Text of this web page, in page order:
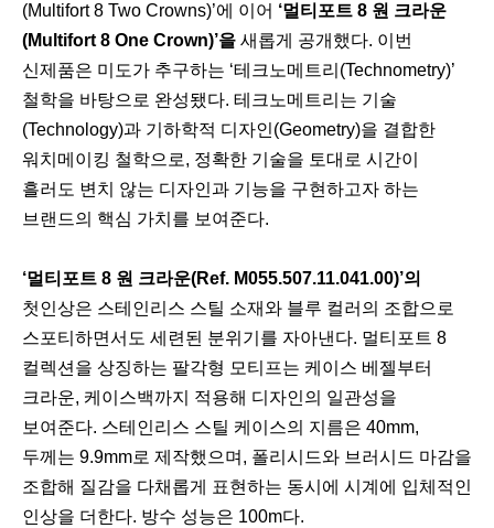
(Multifort 8 Two Crowns)’에 이어 ‘멀티포트 8 원 크라운
(Multifort 8 One Crown)’을 새롭게 공개했다. 이번
신제품은 미도가 추구하는 ‘테크노메트리(Technometry)’
철학을 바탕으로 완성됐다. 테크노메트리는 기술
(Technology)과 기하학적 디자인(Geometry)을 결합한
워치메이킹 철학으로, 정확한 기술을 토대로 시간이
흘러도 변치 않는 디자인과 기능을 구현하고자 하는
브랜드의 핵심 가치를 보여준다.
‘멀티포트 8 원 크라운(Ref. M055.507.11.041.00)’의
첫인상은 스테인리스 스틸 소재와 블루 컬러의 조합으로
스포티하면서도 세련된 분위기를 자아낸다. 멀티포트 8
컬렉션을 상징하는 팔각형 모티프는 케이스 베젤부터
크라운, 케이스백까지 적용해 디자인의 일관성을
보여준다. 스테인리스 스틸 케이스의 지름은 40mm,
두께는 9.9mm로 제작했으며, 폴리시드와 브러시드 마감을
조합해 질감을 다채롭게 표현하는 동시에 시계에 입체적인
인상을 더한다. 방수 성능은 100m다.